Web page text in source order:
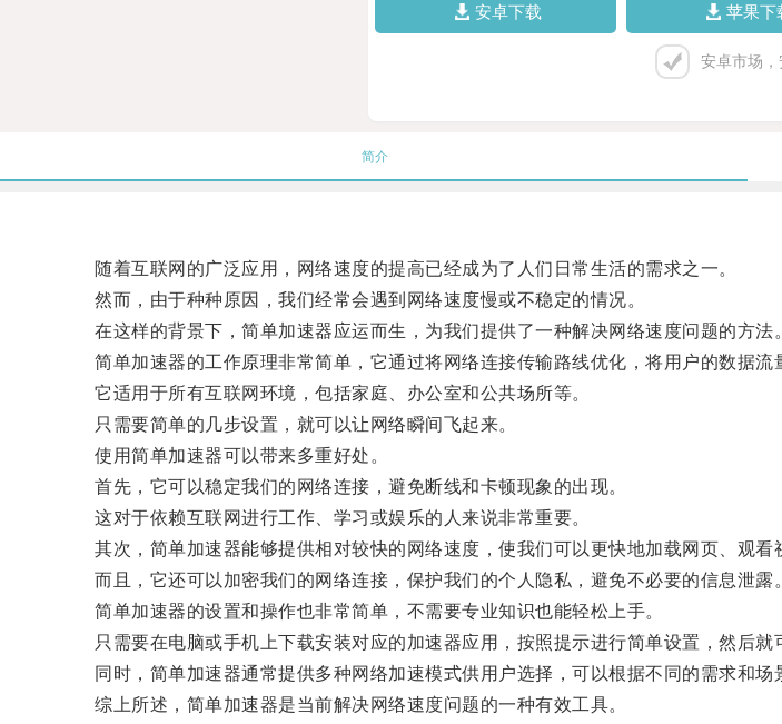
安卓下载 苹果下
安卓市场，
简介
随着互联网的广泛应用，网络速度的提高已经成为了人们日常生活的需求之一。
然而，由于种种原因，我们经常会遇到网络速度慢或不稳定的情况。
在这样的背景下，简单加速器应运而生，为我们提供了一种解决网络速度问题的方法。
简单加速器的工作原理非常简单，它通过将网络连接传输路线优化，将用户的数据流
它适用于所有互联网环境，包括家庭、办公室和公共场所等。
只需要简单的几步设置，就可以让网络瞬间飞起来。
使用简单加速器可以带来多重好处。
首先，它可以稳定我们的网络连接，避免断线和卡顿现象的出现。
这对于依赖互联网进行工作、学习或娱乐的人来说非常重要。
其次，简单加速器能够提供相对较快的网络速度，使我们可以更快地加载网页、观看
而且，它还可以加密我们的网络连接，保护我们的个人隐私，避免不必要的信息泄露。
简单加速器的设置和操作也非常简单，不需要专业知识也能轻松上手。
只需要在电脑或手机上下载安装对应的加速器应用，按照提示进行简单设置，然后就
同时，简单加速器通常提供多种网络加速模式供用户选择，可以根据不同的需求和场
综上所述，简单加速器是当前解决网络速度问题的一种有效工具。